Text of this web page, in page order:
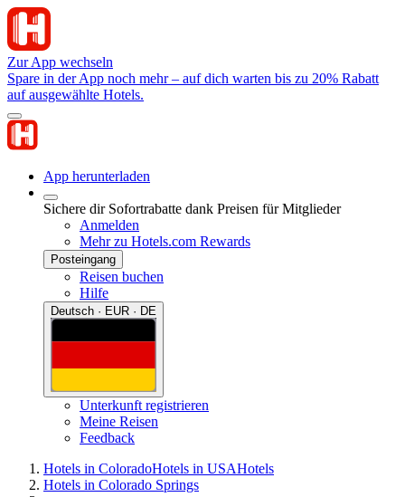
Zur App wechseln
Spare in der App noch mehr – auf dich warten bis zu 20% Rabatt
auf ausgewählte Hotels.
App herunterladen
Sichere dir Sofortrabatte dank Preisen für Mitglieder
Anmelden
Mehr zu Hotels.com Rewards
Posteingang
Reisen buchen
Hilfe
Deutsch · EUR · DE
Unterkunft registrieren
Meine Reisen
Feedback
Hotels in ColoradoHotels in USAHotels
Hotels in Colorado Springs